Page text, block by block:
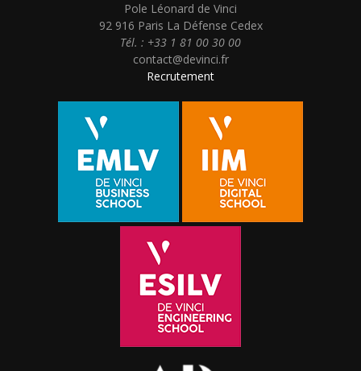
Pole Léonard de Vinci
92 916 Paris La Défense Cedex
Tél. : +33 1 81 00 30 00
contact@devinci.fr
Recrutement